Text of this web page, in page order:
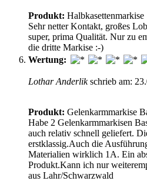
Produkt: Halbkasettenmarkise
Sehr netter Kontakt, großes
super, prima Qualität. Nur zu
die dritte Markise :-)
Wertung:
Lothar Anderlik schrieb am:
Produkt: Gelenkarmmarkise
Habe 2 Gelenkarmmarkisen
auch relativ schnell geliefert.
erstklassig.Auch die
Materialien wirklich 1A. Ein
Produkt.Kann ich nur
aus Lahr/Schwarzwald